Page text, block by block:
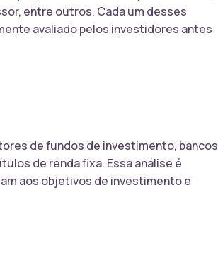
entre outros. Cada um desses
avaliado pelos investidores antes
de fundos de investimento, bancos
de renda fixa. Essa análise é
aos objetivos de investimento e